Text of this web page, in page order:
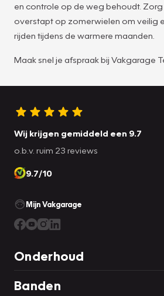
en controle op de weg behoudt.
overstapt op zomerwielen om veilig
rijden tijdens de warmere maanden.
Maak snel je afspraak bij Vakgarage
Wij krijgen gemiddeld een 9.7
o.b.v. ruim 23 reviews
9.7/10
Mijn Vakgarage
Onderhoud
Banden